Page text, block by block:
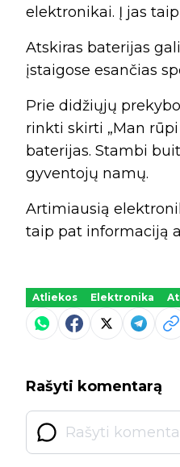
elektronikai. Į jas
Atskiras baterijas
įstaigose esančias
Prie didžiųjų
rinkti skirti „Man
baterijas. Stambi
gyventojų namų.
Artimiausią
taip pat informaciją
Atliekos Elektronika
Rašyti komentarą